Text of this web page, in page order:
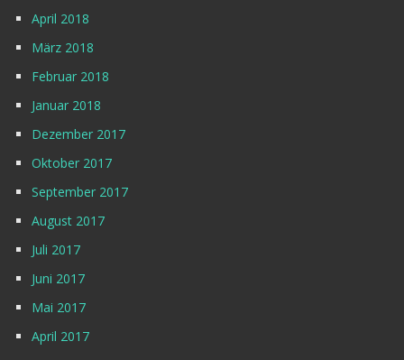
April 2018
März 2018
Februar 2018
Januar 2018
Dezember 2017
Oktober 2017
September 2017
August 2017
Juli 2017
Juni 2017
Mai 2017
April 2017